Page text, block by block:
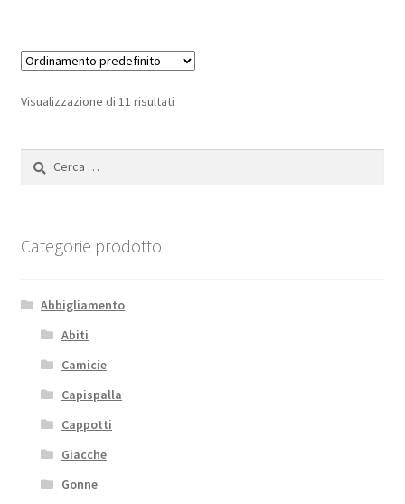
Visualizzazione di 11 risultati
Categorie prodotto
Abbigliamento
Abiti
Camicie
Capispalla
Cappotti
Giacche
Gonne